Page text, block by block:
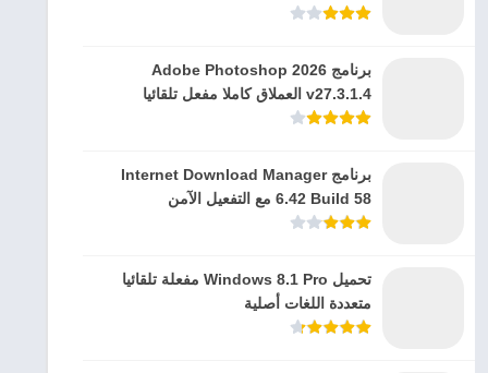
برنامج Adobe Photoshop 2026
v27.3.1.4 العملاق كاملا مفعل تلقائيا
برنامج Internet Download Manager
6.42 Build 58 مع التفعيل الآمن
تحميل Windows 8.1 Pro مفعلة تلقائيا
متعددة اللغات أصلية